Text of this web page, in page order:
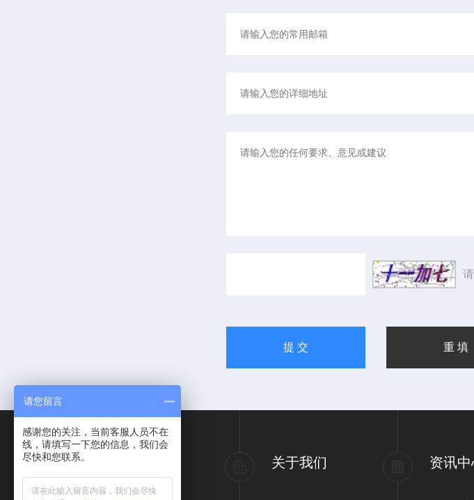
请您留言
感谢您的关注，当前客服人员不在
线，请填写一下您的信息，我们会
尽快和您联系。产品导航 关于我们 资讯